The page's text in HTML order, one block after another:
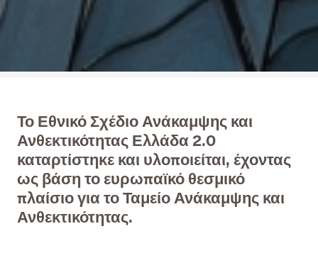
Το Εθνικό Σχέδιο Ανάκαμψης και
Ανθεκτικότητας Ελλάδα 2.0
καταρτίστηκε και υλοποιείται, έχοντας
ως βάση το ευρωπαϊκό θεσμικό
πλαίσιο για το Ταμείο Ανάκαμψης και
Ανθεκτικότητας.